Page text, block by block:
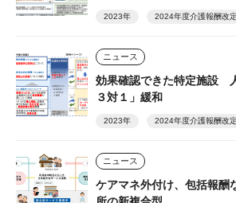
2023年 2024年度介護報酬改定
ニュース
効果確認できた特定施設
３対１」緩和
2023年 2024年度介護報酬改定
ニュース
ケアマネ外付け、包括報